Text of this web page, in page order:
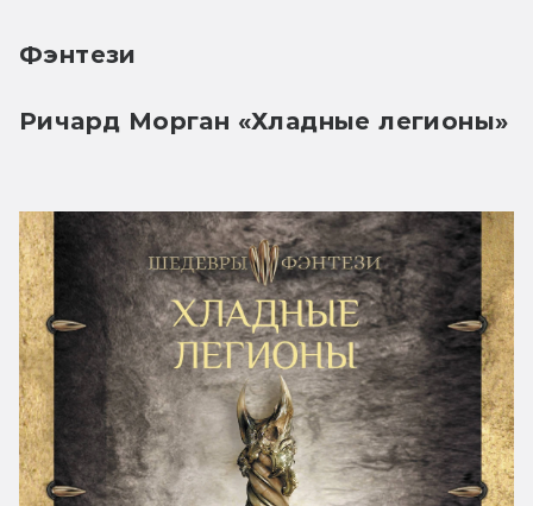
Фэнтези
Ричард Морган «Хладные легионы»